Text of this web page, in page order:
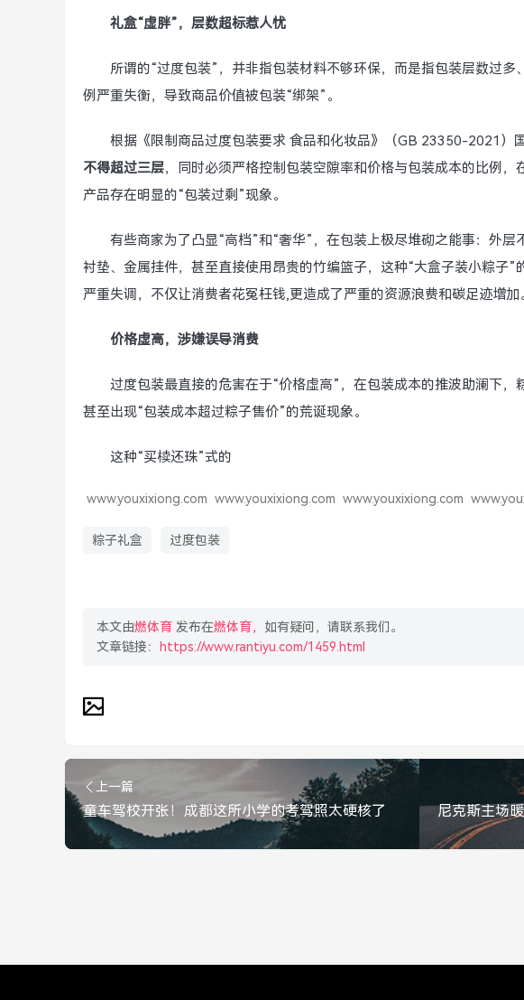
礼盒“虚胖”，层数超标惹人忧
所谓的“过度包装”，并非指包装材料不够环保，而是指包装层数过
例严重失衡，导致商品价值被包装“绑架”。
根据《限制商品过度包装要求 食品和化妆品》（GB 23350-2021）
不得超过三层，同时必须严格控制包装空隙率和价格与包装成本的比例
产品存在明显的“包装过剩”现象。
有些商家为了凸显“高档”和“奢华”，在包装上极尽堆砌之能事：外层
衬垫、金属挂件，甚至直接使用昂贵的竹编篮子，这种“大盒子装小粽子”
严重失调，不仅让消费者花冤枉钱,更造成了严重的资源浪费和碳足迹增加。
价格虚高，涉嫌误导消费
过度包装最直接的危害在于“价格虚高”，在包装成本的推波助澜下，
甚至出现“包装成本超过粽子售价”的荒诞现象。
这种“买椟还珠”式的
www.youxixiong.com www.youxixiong.com www.youxixiong.com
粽子礼盒 过度包装
本文由燃体育 发布在燃体育，如有疑问，请联系我们。
文章链接：
https://www.rantiyu.com/1459.html
上一篇
童车驾校开张！成都这所小学的考驾照太硬核了